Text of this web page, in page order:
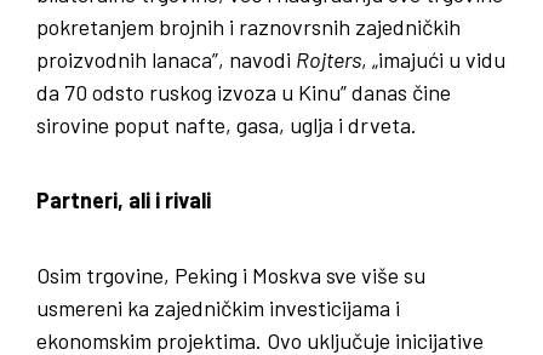
pokretanjem brojnih i raznovrsnih zajedničkih
proizvodnih lanaca”, navodi Rojters, „imajući u vidu
da 70 odsto ruskog izvoza u Kinu” danas čine
sirovine poput nafte, gasa, uglja i drveta.
Partneri, ali i rivali
Osim trgovine, Peking i Moskva sve više su
usmereni ka zajedničkim investicijama i
ekonomskim projektima. Ovo uključuje inicijative